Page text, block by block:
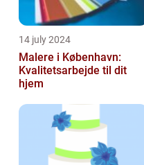
14 july 2024
Malere i København:
Kvalitetsarbejde til dit
hjem